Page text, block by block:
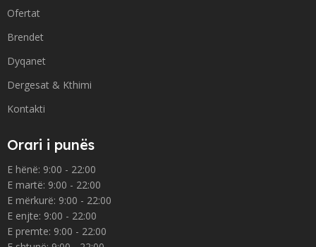
Ofertat
Brendet
Dyqanet
Dergesat & Kthimi
Kontakti
Orari i punës
E hënë: 9:00 - 22:00
E martë: 9:00 - 22:00
E mërkurë: 9:00 - 22:00
E enjte: 9:00 - 22:00
E premte: 9:00 - 22:00